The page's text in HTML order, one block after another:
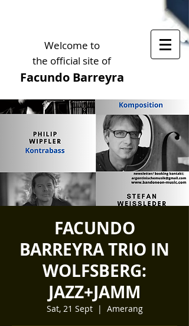
Welcome to
the official site of
Facundo Barreyra
FACUNDO
BARREYRA TRIO IN
WOLFSBERG:
JAZZ+JAMM
Sat, 21 Sept
  |
Amerang